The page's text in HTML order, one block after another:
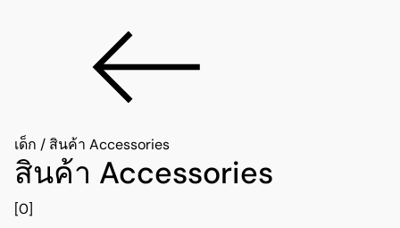
เด็ก / สินค้า Accessories
สินค้า Accessories
[0]